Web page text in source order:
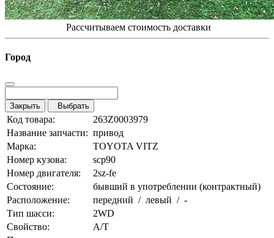
Рассчитываем стоимость доставки
Город
Закрыть Выбрать
Код товара:
263Z0003979
Название запчасти: привод
Марка:
TOYOTA VITZ
Номер кузова:
scp90
Номер двигателя:
2sz-fe
Состояние:
бывший в употреблении (контрактный)
Расположение:
передний / левый / -
Тип шасси:
2WD
Свойство:
A/T